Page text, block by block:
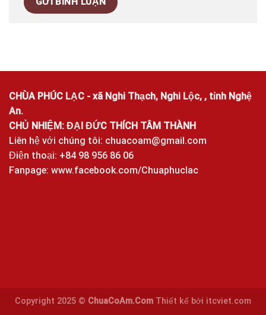
CHÙA PHÚC LẠC - xã Nghi Thạch, Nghi Lộc, , tỉnh Nghệ
An.
CHỦ NHIỆM: ĐẠI ĐỨC THÍCH TÂM THÀNH
Liên hệ với chúng tôi: chuacoam@gmail.com
Điện thoại: +84 98 956 86 06
Fanpage: www.facebook.com/Chuaphuclac
Copyright 2025 © ChuaCoAm.Com Thiết kế bởi itcviet.com